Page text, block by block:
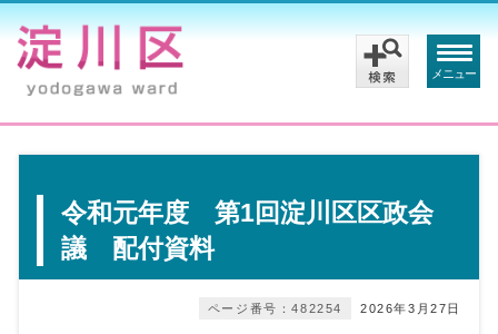
メニュー
令和元年度 第1回淀川区区政会
議 配付資料
2026年3月27日
ページ番号：482254